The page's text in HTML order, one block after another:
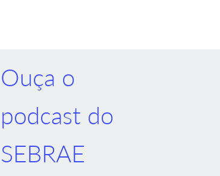
Ouça o
podcast do
SEBRAE